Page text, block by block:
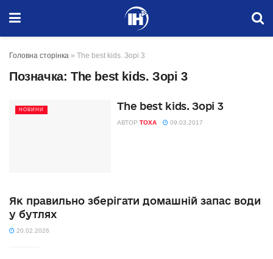
Головна сторінка » The best kids. Зорі 3
Позначка: The best kids. Зорі 3
НОВИНИ The best kids. Зорі 3
АВТОР TOXA 09.03.2017
Як правильно зберігати домашній запас води
у бутлях
20.02.2026